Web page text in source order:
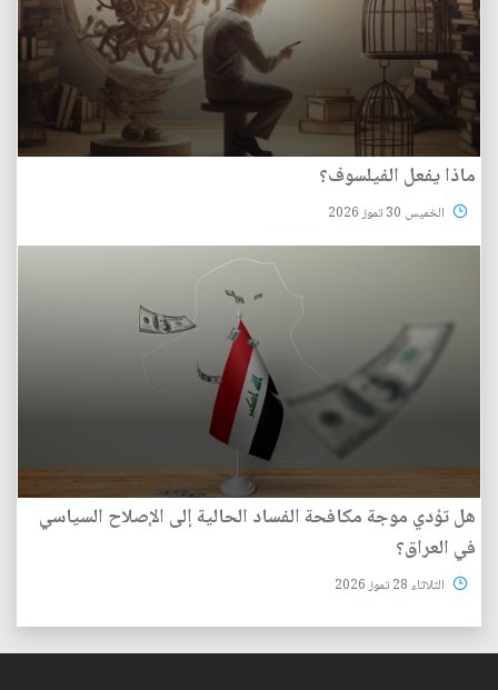
ماذا يفعل الفيلسوف؟
الخميس 30 تموز 2026
هل تؤدي موجة مكافحة الفساد الحالية إلى الإصلاح السياسي
في العراق؟
الثلاثاء 28 تموز 2026